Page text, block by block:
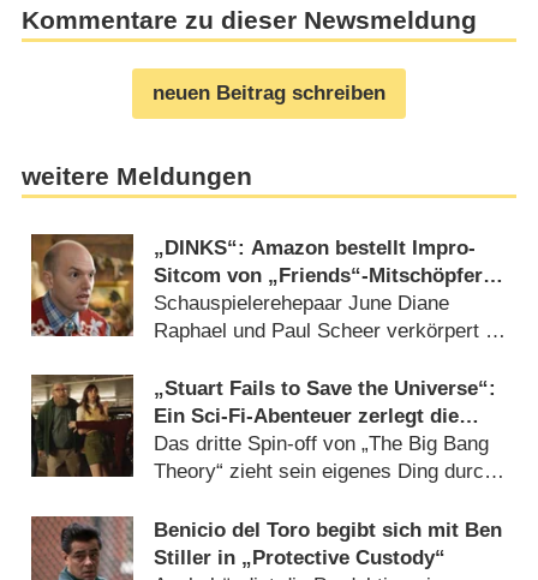
Kommentare zu dieser Newsmeldung
neuen Beitrag schreiben
weitere Meldungen
„DINKS“: Amazon bestellt Impro-
Sitcom von „Friends“-Mitschöpferin
Marta Kauffman
Schauspielerehepaar June Diane
Raphael und Paul Scheer verkörpert in
(04.08.2026)
„Stuart Fails to Save the Universe“:
Ein Sci-Fi-Abenteuer zerlegt die
Sitcom-Norm – Review
Das dritte Spin-off von „The Big Bang
Theory“ zieht sein eigenes Ding durch
Benicio del Toro begibt sich mit Ben
Stiller in „Protective Custody“